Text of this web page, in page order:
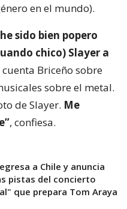
en el mundo).
sido bien popero
chico) Slayer a
cuenta Briceño sobre
sobre el metal.
de Slayer. Me
, confiesa.
a Chile y anuncia
pistas del concierto
que prepara Tom Araya